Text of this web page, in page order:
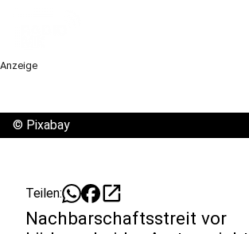
Anzeige
© Pixabay
Teilen: open_in_new
Nachbarschaftsstreit vor